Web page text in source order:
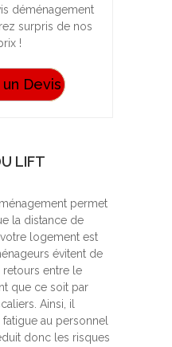
déménagement
surpris de nos
!
Devis
LIFT
permet
la distance de
logement est
évitent de
entre le
que ce soit par
Ainsi, il
au personnel
donc les risques